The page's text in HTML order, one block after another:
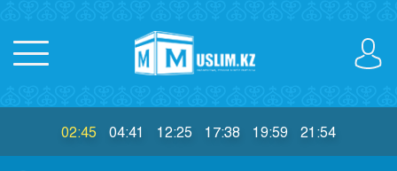
02:45 04:41 12:25 17:38 19:59 21:54